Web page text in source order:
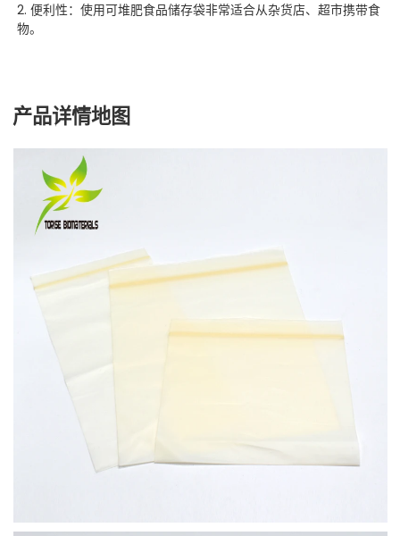
2. 便利性：使用可堆肥食品储存袋非常适合从杂货店、超市携带食
物。
产品详情地图